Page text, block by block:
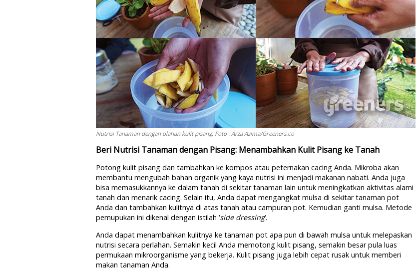
Nutrisi Tanaman dengan olahan kulit pisang. Foto : Arza Azima/Greeners.co
Beri Nutrisi Tanaman dengan Pisang: Menambahkan Kulit Pisang ke Tanah
Potong kulit pisang dan tambahkan ke kompos atau peternakan cacing Anda. Mikroba akan
membantu mengubah bahan organik yang kaya nutrisi ini menjadi makanan nabati. Anda juga
bisa memasukkannya ke dalam tanah di sekitar tanaman lain untuk meningkatkan aktivitas alami
tanah dan menarik cacing. Selain itu, Anda dapat mengangkat mulsa di sekitar tanaman pot
Anda dan tambahkan kulitnya di atas tanah atau campuran pot. Kemudian ganti mulsa. Metode
pemupukan ini dikenal dengan istilah ‘side dressing‘.
Anda dapat menambahkan kulitnya ke tanaman pot apa pun di bawah mulsa untuk melepaskan
nutrisi secara perlahan. Semakin kecil Anda memotong kulit pisang, semakin besar pula luas
permukaan mikroorganisme yang bekerja. Kulit pisang juga lebih cepat rusak untuk memberi
makan tanaman Anda.